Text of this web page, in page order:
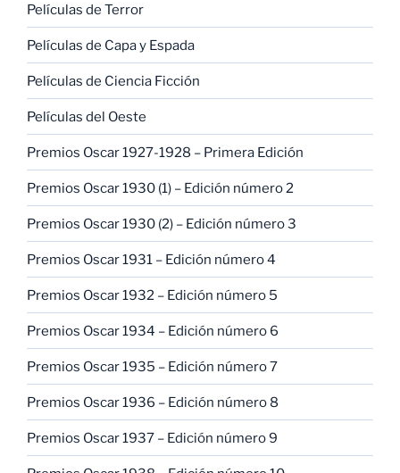
Películas de Terror
Películas de Capa y Espada
Películas de Ciencia Ficción
Películas del Oeste
Premios Oscar 1927-1928 – Primera Edición
Premios Oscar 1930 (1) – Edición número 2
Premios Oscar 1930 (2) – Edición número 3
Premios Oscar 1931 – Edición número 4
Premios Oscar 1932 – Edición número 5
Premios Oscar 1934 – Edición número 6
Premios Oscar 1935 – Edición número 7
Premios Oscar 1936 – Edición número 8
Premios Oscar 1937 – Edición número 9